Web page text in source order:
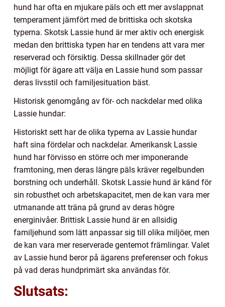
hund har ofta en mjukare päls och ett mer avslappnat
temperament jämfört med de brittiska och skotska
typerna. Skotsk Lassie hund är mer aktiv och energisk
medan den brittiska typen har en tendens att vara mer
reserverad och försiktig. Dessa skillnader gör det
möjligt för ägare att välja en Lassie hund som passar
deras livsstil och familjesituation bäst.
Historisk genomgång av för- och nackdelar med olika
Lassie hundar:
Historiskt sett har de olika typerna av Lassie hundar
haft sina fördelar och nackdelar. Amerikansk Lassie
hund har förvisso en större och mer imponerande
framtoning, men deras längre päls kräver regelbunden
borstning och underhåll. Skotsk Lassie hund är känd för
sin robusthet och arbetskapacitet, men de kan vara mer
utmanande att träna på grund av deras högre
energinivåer. Brittisk Lassie hund är en allsidig
familjehund som lätt anpassar sig till olika miljöer, men
de kan vara mer reserverade gentemot främlingar. Valet
av Lassie hund beror på ägarens preferenser och fokus
på vad deras hundprimärt ska användas för.
Slutsats: